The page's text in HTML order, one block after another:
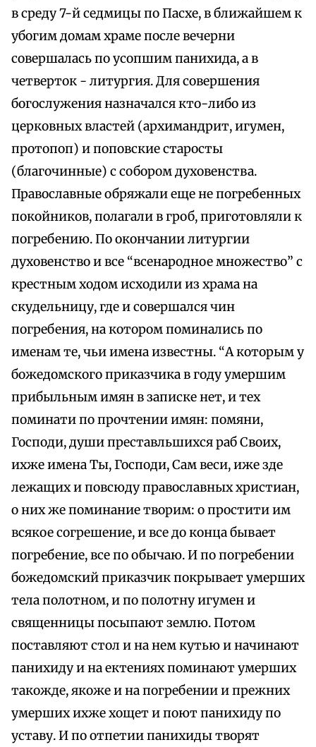
в среду 7-й седмицы по Пасхе, в ближайшем к
убогим домам храме после вечерни
совершалась по усопшим панихида, а в
четверток - литургия. Для совершения
богослужения назначался кто-либо из
церковных властей (архимандрит, игумен,
протопоп) и поповские старосты
(благочинные) с собором духовенства.
Православные обряжали еще не погребенных
покойников, полагали в гроб, приготовляли к
погребению. По окончании литургии
духовенство и все “всенародное множество” с
крестным ходом исходили из храма на
скудельницу, где и совершался чин
погребения, на котором поминались по
именам те, чьи имена известны. “А которым у
божедомского приказчика в году умершим
прибыльным имян в записке нет, и тех
поминати по прочтении имян: помяни,
Господи, души преставльшихся раб Своих,
ихже имена Ты, Господи, Сам веси, иже зде
лежащих и повсюду православных христиан,
о них же поминание творим: о простити им
всякое согрешение, и все до конца бывает
погребение, все по обычаю. И по погребении
божедомский приказчик покрывает умерших
тела полотном, и по полотну игумен и
священницы посыпают землю. Потом
поставляют стол и на нем кутью и начинают
панихиду и на ектениях поминают умерших
такожде, якоже и на погребении и прежних
умерших ихже хощет и поют панихиду по
уставу. И по отпетии панихиды творят